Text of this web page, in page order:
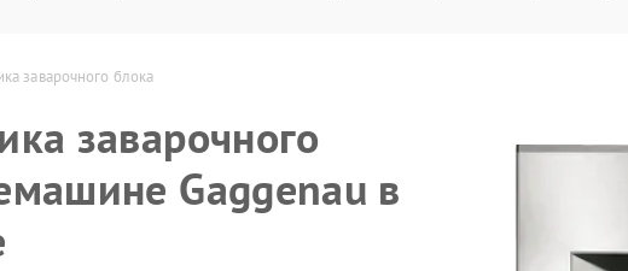
заварочного блока
заварочного
Gaggenau в